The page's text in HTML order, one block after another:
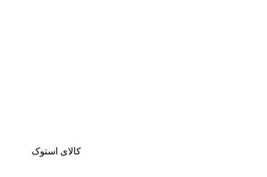
کالای استوک